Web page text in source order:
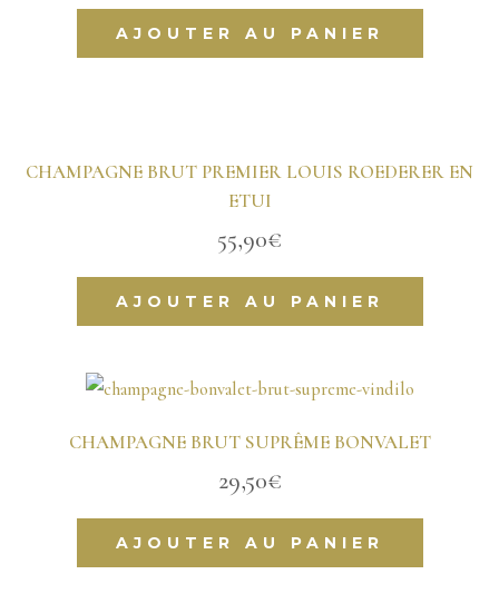
AJOUTER AU PANIER
CHAMPAGNE BRUT PREMIER LOUIS ROEDERER EN
ETUI
55,90€
AJOUTER AU PANIER
CHAMPAGNE BRUT SUPRÊME BONVALET
29,50€
AJOUTER AU PANIER